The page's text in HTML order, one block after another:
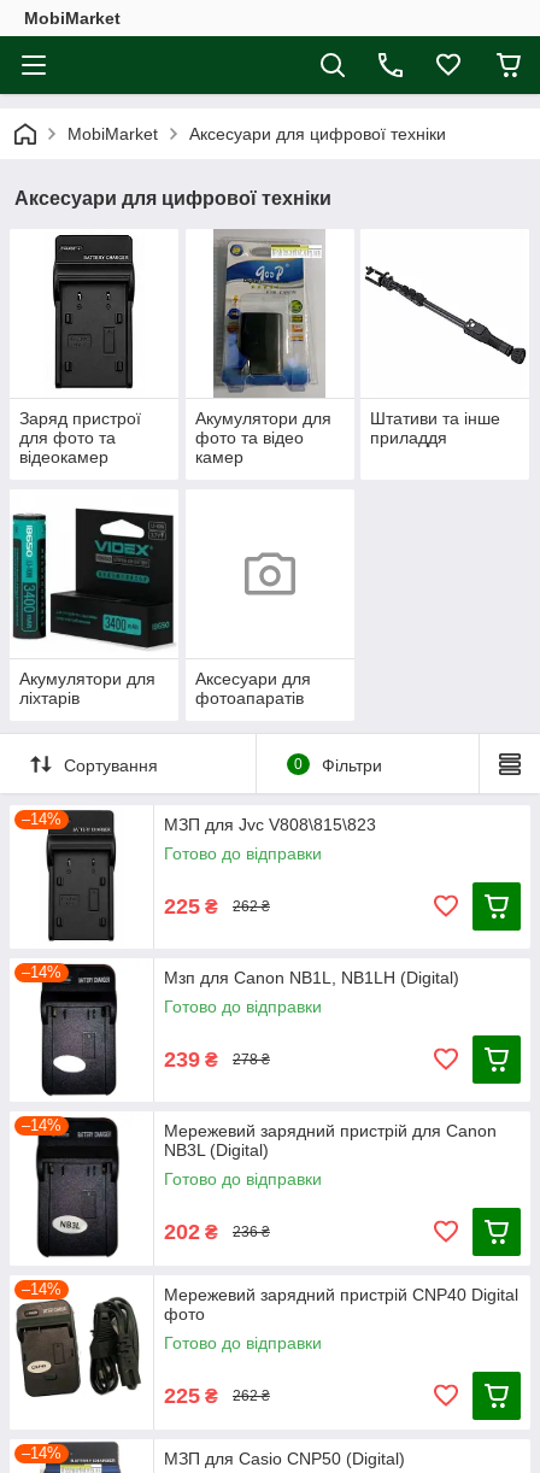
MobiMarket
MobiMarket Аксесуари для цифрової техніки
Аксесуари для цифрової техніки
Заряд пристрої
для фото та
відеокамер
Акумулятори для
фото та відео
камер
Штативи та інше
приладдя
Акумулятори для
ліхтарів
Аксесуари для
фотоапаратів
Сортування 0 Фільтри
–14%
МЗП для Jvc V808\815\823
Готово до відправки
225 ₴ 262 ₴
–14%
Мзп для Canon NB1L, NB1LH (Digital)
Готово до відправки
239 ₴ 278 ₴
–14%
Мережевий зарядний пристрій для Canon
NB3L (Digital)
Готово до відправки
202 ₴ 236 ₴
–14%
Мережевий зарядний пристрій CNP40 Digital
фото
Готово до відправки
225 ₴ 262 ₴
–14%
МЗП для Casio CNP50 (Digital)